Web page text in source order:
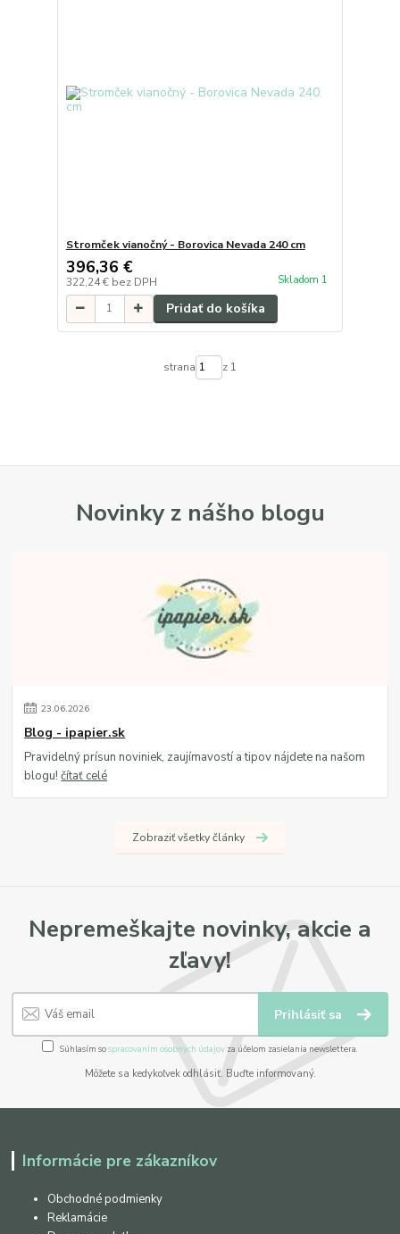
Stromček vianočný - Borovica Nevada 240 cm
396,36 €
322,24 € bez DPH Skladom 1
Pridať do košíka
strana z 1
Novinky z nášho blogu
23.06.2026
Blog - ipapier.sk
Pravidelný prísun noviniek, zaujímavostí a tipov nájdete na našom
blogu!čítať celé
Zobraziť všetky články
Nepremeškajte novinky, akcie a
zľavy!
Prihlásiť sa
Súhlasím sospracovaním osobných údajov za účelom zasielania newslettera.
Môžete sa kedykoľvek odhlásiť. Buďte informovaný.
Informácie pre zákazníkov
Obchodné podmienky
Reklamácie